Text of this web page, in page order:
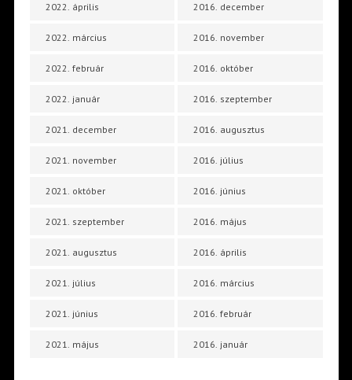
2022. április
2022. március
2022. február
2022. január
2021. december
2021. november
2021. október
2021. szeptember
2021. augusztus
2021. július
2021. június
2021. május
2016. december
2016. november
2016. október
2016. szeptember
2016. augusztus
2016. július
2016. június
2016. május
2016. április
2016. március
2016. február
2016. január